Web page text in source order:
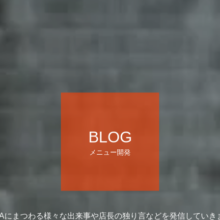
BLOG
メニュー開発
にまつわる様々な出来事や店長の独り言などを発信していき